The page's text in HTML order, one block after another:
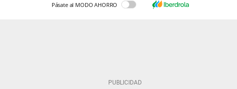
Pásate al MODO AHORRO